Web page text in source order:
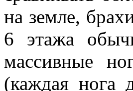
на земле,
6 этажа
массивные
(каждая нога